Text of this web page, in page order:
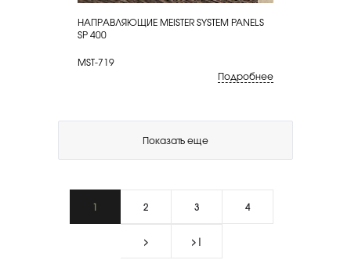
КУПИТЬ
НАПРАВЛЯЮЩИЕ MEISTER SYSTEM PANELS
SP 400
MST-719
Подробнее
Показать еще
1 2 3 4
> >|